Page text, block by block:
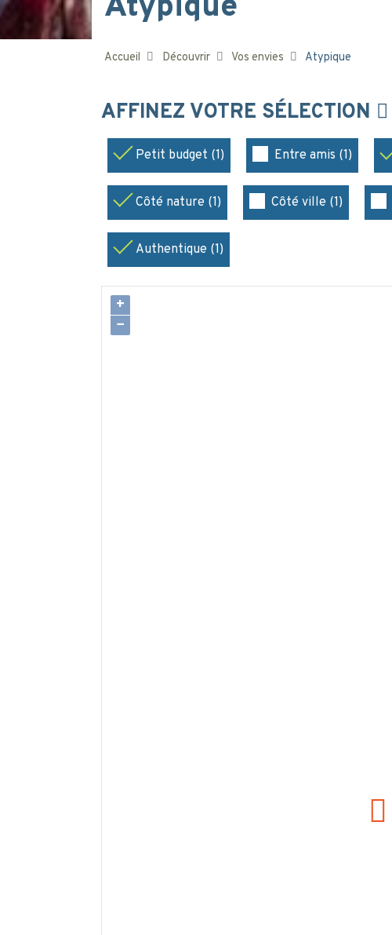
Atypique
Accueil Découvrir Vos envies Atypique
AFFINEZ VOTRE SÉLECTION
Petit budget (1) Entre amis (1)
Côté nature (1) Côté ville (1)
Authentique (1)
+
−